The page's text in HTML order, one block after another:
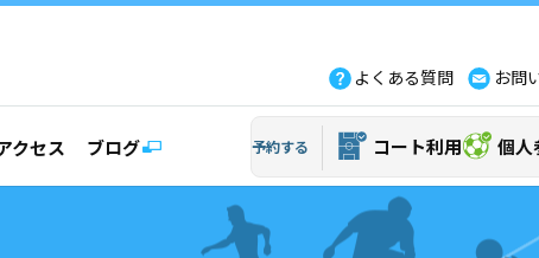
よくある質問 お問
クセス ブログ 予約する コート利用 個人